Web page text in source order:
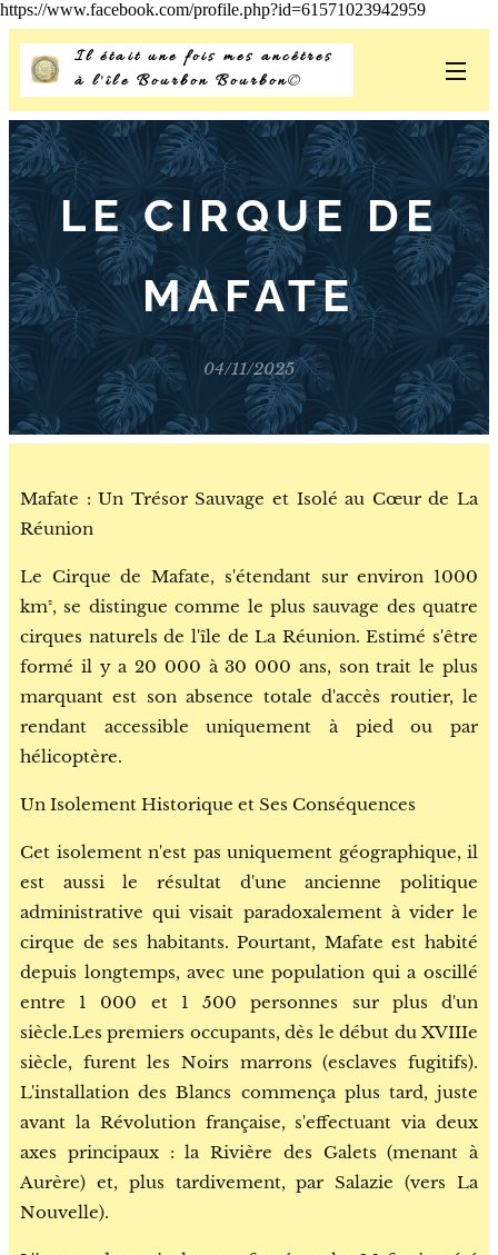
https://www.facebook.com/profile.php?id=61571023942959
Il était une fois mes ancêtres
à l'île Bourbon Bourbon©
LE CIRQUE DE
MAFATE
04/11/2025
Mafate : Un Trésor Sauvage et Isolé au Cœur de La
Réunion
Le Cirque de Mafate, s'étendant sur environ 1000
km², se distingue comme le plus sauvage des quatre
cirques naturels de l'île de La Réunion. Estimé s'être
formé il y a 20 000 à 30 000 ans, son trait le plus
marquant est son absence totale d'accès routier, le
rendant accessible uniquement à pied ou par
hélicoptère.
Un Isolement Historique et Ses Conséquences
Cet isolement n'est pas uniquement géographique, il
est aussi le résultat d'une ancienne politique
administrative qui visait paradoxalement à vider le
cirque de ses habitants. Pourtant, Mafate est habité
depuis longtemps, avec une population qui a oscillé
entre 1 000 et 1 500 personnes sur plus d'un
siècle.Les premiers occupants, dès le début du XVIIIe
siècle, furent les Noirs marrons (esclaves fugitifs).
L'installation des Blancs commença plus tard, juste
avant la Révolution française, s'effectuant via deux
axes principaux : la Rivière des Galets (menant à
Aurère) et, plus tardivement, par Salazie (vers La
Nouvelle).